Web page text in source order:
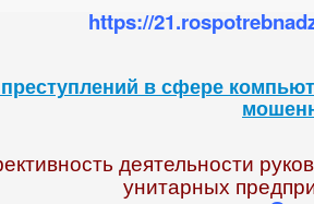
https://
в сфере
деятельности
унитарных